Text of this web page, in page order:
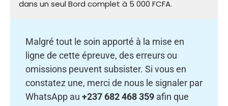
dans un seul Bord complet à 5 000 FCFA.
Malgré tout le soin apporté à la mise en
ligne de cette épreuve, des erreurs ou
omissions peuvent subsister. Si vous en
constatez une, merci de nous le signaler par
WhatsApp au +237 682 468 359 afin que